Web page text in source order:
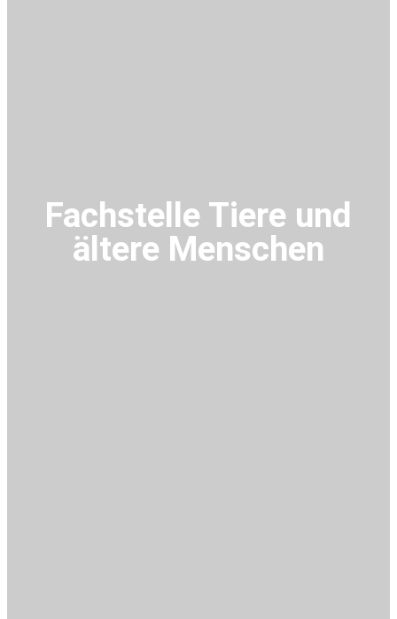
Fachstelle Tiere und
ältere Menschen